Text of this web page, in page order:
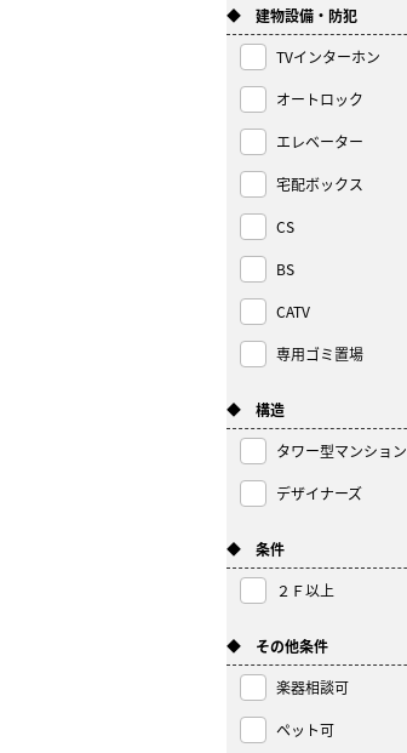
◆ 建物設備・防犯
TVインターホン
オートロック
エレベーター
宅配ボックス
CS
BS
CATV
専用ゴミ置場
◆ 構造
タワー型マンション
デザイナーズ
◆ 条件
２Ｆ以上
◆ その他条件
楽器相談可
ペット可